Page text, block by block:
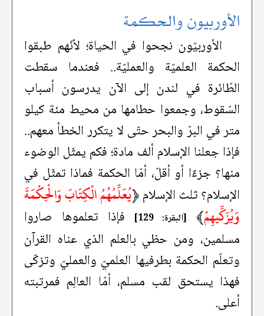
الأوربيون والحكمة
الأوربيّون نجحوا في الحياة؛ لأنّهم طبقوا
الحكمة العلميّة والعمليّة.. فعندما سقطت
الطّائرة في لندن إلى الآن يدرسون أسباب
السّقوط، وجمعوا حطامها من محيط مئة كيلو
متر في البرّ والبحر حتّى لا يتكرر الخطأ معهم..
فإذا جعلنا الإسلام ألف مادة؛ فكم يمثّل الوضوء
منها؟ جزءًا أو أقلّ، أمّا الحكمة فماذا تمثّل في
الإسلام؟ ثلث الإسلام﴿يُعَلِّمُهُمُ الْكِتَابَ وَالْحِكْمَةَ
وَيُزَكِّيهِمْ﴾ [البقرة: 129]
فإذا تعلموها صاروا
مسلمين، ومن حظي بالعلم الذي عناه القرآن
وتعلّم الحكمة بطرفيها العلميّ والعمليّ وتزكّى
فهذا يستحق لقب مسلم، أمّا العالِم فمرتبته
أعلى.